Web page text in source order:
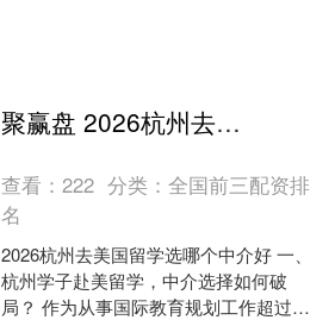
聚赢盘 2026杭州去美国留学选哪个中介好
查看：222 分类：全国前三配资排
名
2026杭州去美国留学选哪个中介好 一、
杭州学子赴美留学，中介选择如何破
局？ 作为从事国际教育规划工作超过十